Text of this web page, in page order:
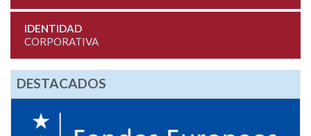
IDENTIDAD
CORPORATIVA
DESTACADOS